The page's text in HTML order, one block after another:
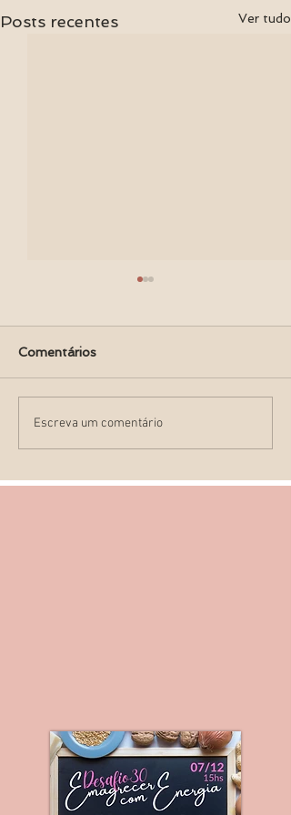
Posts recentes Ver tudo
O que é e para que
serve a
Comentários
Escreva um comentário